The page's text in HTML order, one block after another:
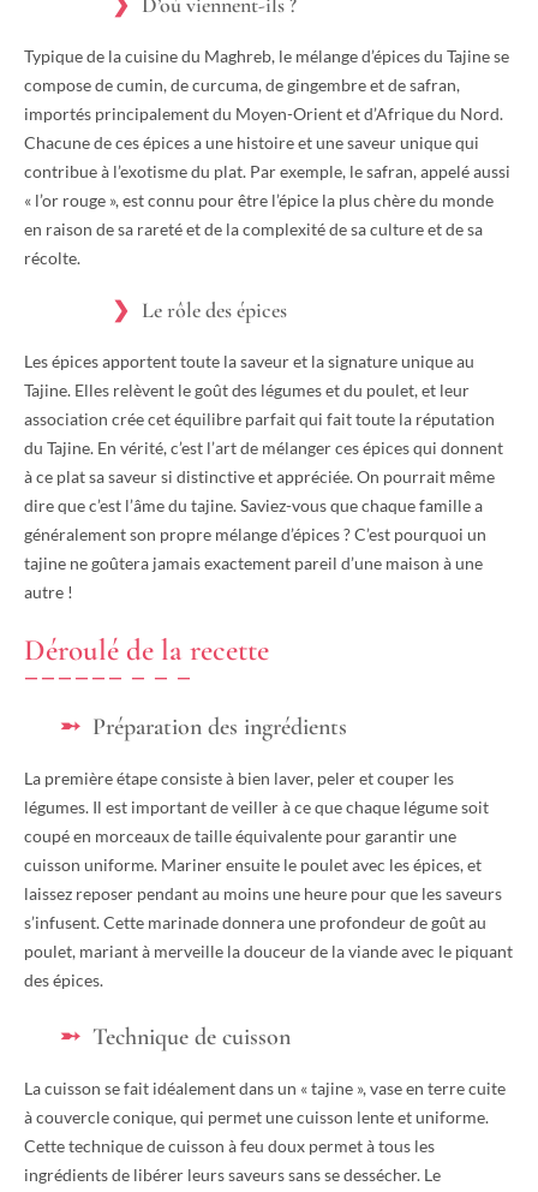
Typique de la cuisine du Maghreb, le mélange d’épices du Tajine se
compose de cumin, de curcuma, de gingembre et de safran,
importés principalement du Moyen-Orient et d’Afrique du Nord.
Chacune de ces épices a une histoire et une saveur unique qui
contribue à l’exotisme du plat. Par exemple, le safran, appelé aussi
« l’or rouge », est connu pour être l’épice la plus chère du monde
en raison de sa rareté et de la complexité de sa culture et de sa
récolte.
Le rôle des épices
Les épices apportent toute la saveur et la signature unique au
Tajine. Elles relèvent le goût des légumes et du poulet, et leur
association crée cet équilibre parfait qui fait toute la réputation
du Tajine. En vérité, c’est l’art de mélanger ces épices qui donnent
à ce plat sa saveur si distinctive et appréciée. On pourrait même
dire que c’est l’âme du tajine. Saviez-vous que chaque famille a
généralement son propre mélange d’épices ? C’est pourquoi un
tajine ne goûtera jamais exactement pareil d’une maison à une
autre !
Déroulé de la recette
Préparation des ingrédients
La première étape consiste à bien laver, peler et couper les
légumes. Il est important de veiller à ce que chaque légume soit
coupé en morceaux de taille équivalente pour garantir une
cuisson uniforme. Mariner ensuite le poulet avec les épices, et
laissez reposer pendant au moins une heure pour que les saveurs
s’infusent. Cette marinade donnera une profondeur de goût au
poulet, mariant à merveille la douceur de la viande avec le piquant
des épices.
Technique de cuisson
La cuisson se fait idéalement dans un « tajine », vase en terre cuite
à couvercle conique, qui permet une cuisson lente et uniforme.
Cette technique de cuisson à feu doux permet à tous les
ingrédients de libérer leurs saveurs sans se dessécher. Le